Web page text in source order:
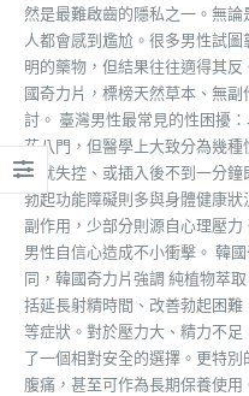
然是最難啟齒的隱私之一。無
人都會感到尷尬。很多男性試
明的藥物，但結果往往適得其反
國奇力片，標榜天然草本、無
討。 臺灣男性最常見的性困擾
花八門，但醫學上大致分為幾
段就失控、或插入後不到一分
勃起功能障礙則多與身體健康
副作用，少部分則源自心理壓
男性自信心造成不小衝擊。 韓
同，韓國奇力片強調 純植物萃
括延長射精時間、改善勃起困
等症狀。對於壓力大、精力不
了一個相對安全的選擇。更特
腹痛，甚至可作為長期保養使